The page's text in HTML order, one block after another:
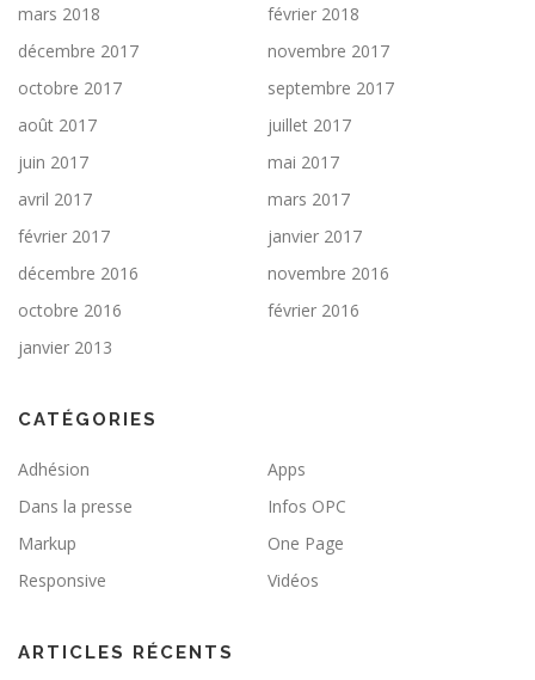
mars 2018
février 2018
décembre 2017
novembre 2017
octobre 2017
septembre 2017
août 2017
juillet 2017
juin 2017
mai 2017
avril 2017
mars 2017
février 2017
janvier 2017
décembre 2016
novembre 2016
octobre 2016
février 2016
janvier 2013
CATÉGORIES
Adhésion
Apps
Dans la presse
Infos OPC
Markup
One Page
Responsive
Vidéos
ARTICLES RÉCENTS